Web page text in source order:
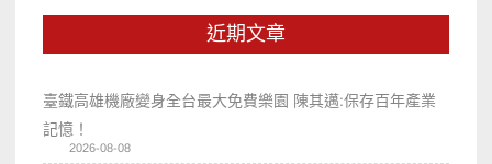
近期文章
臺鐵高雄機廠變身全台最大免費樂園 陳其邁:保存百年產業
記憶！
2026-08-08